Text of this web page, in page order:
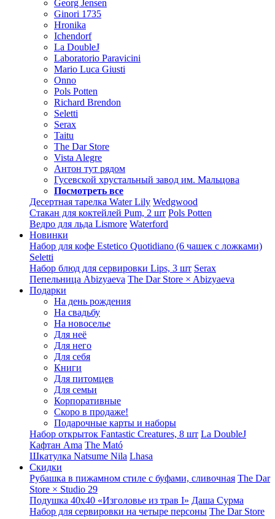
Georg Jensen
Ginori 1735
Hronika
Ichendorf
La DoubleJ
Laboratorio Paravicini
Mario Luca Giusti
Onno
Pols Potten
Richard Brendon
Seletti
Serax
Taitu
The Dar Store
Vista Alegre
Антон тут рядом
Гусевской хрустальный завод им. Мальцова
Посмотреть все
Десертная тарелка Water Lily Wedgwood
Стакан для коктейлей Pum, 2 шт Pols Potten
Ведро для льда Lismore Waterford
Новинки
Набор для кофе Estetico Quotidiano (6 чашек с ложками)
Seletti
Набор блюд для сервировки Lips, 3 шт Serax
Пепельница Abizyaeva The Dar Store × Abizyaeva
Подарки
На день рождения
На свадьбу
На новоселье
Для неё
Для него
Для себя
Книги
Для питомцев
Для семьи
Корпоративные
Скоро в продаже!
Подарочные карты и наборы
Набор открыток Fantastic Creatures, 8 шт La DoubleJ
Кафтан Ama The Mató
Шкатулка Natsume Nila Lhasa
Скидки
Рубашка в пижамном стиле с буфами, сливочная The Dar
Store × Studio 29
Подушка 40x40 «Изголовье из трав I» Даша Сурма
Набор для сервировки на четыре персоны The Dar Store